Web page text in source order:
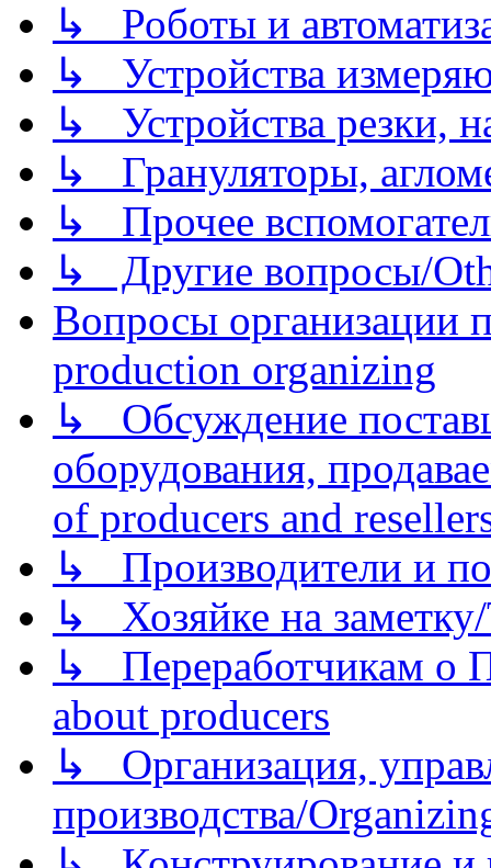
↳ Роботы и
↳ Устройства
↳ Устройства резки,
↳ Грануляторы,
↳ Прочее
↳ Другие вопросы/
Вопросы организации
production organizing
↳ Обсуждение
оборудования,
of producers and
↳ Производители и
↳ Хозяйке на
↳ Переработчикам о
about producers
↳ Организация,
производства/